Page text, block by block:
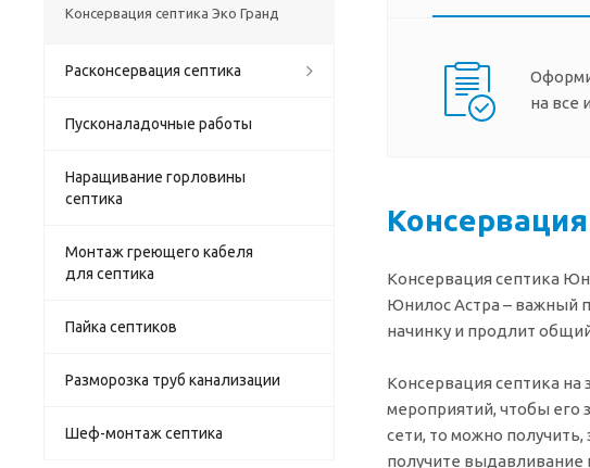
на все
Консервация септика
Юнилос Астра – важный
начинку и продлит
Консервация септика на
мероприятий, чтобы его
сети, то можно
получите выдавливание
Консервация септика Эко Гранд
Расконсервация септика
Пусконаладочные работы
Наращивание горловины
септика
Монтаж греющего кабеля
для септика
Пайка септиков
Разморозка труб канализации
Шеф-монтаж септика